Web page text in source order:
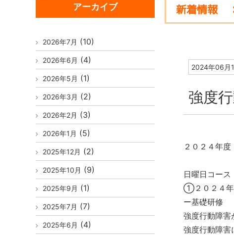
新着情報
2024年06月
強度
２０２４年
日曜日コース
①２０２４
ー基礎研修
強度行動障害
強度行動障害
アーカイブ
2026年7月 (10)
2026年6月 (4)
2026年5月 (1)
2026年3月 (2)
2026年2月 (3)
2026年1月 (5)
2025年12月 (2)
2025年10月 (9)
2025年9月 (1)
2025年7月 (7)
2025年6月 (4)